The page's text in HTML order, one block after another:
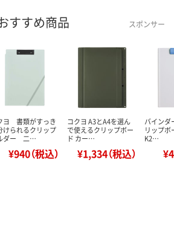
すすめ商品 スポンサー
ヨ 書類がすっき
けられるクリップ
ダー 二…
¥940（税込）
コクヨ A3とA4を選ん
で使えるクリップボー
ド カー…
¥1,334（税込）
バインダ
リップボ
K2…